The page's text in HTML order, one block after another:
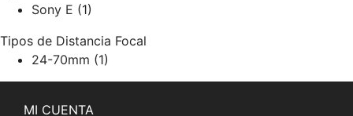
Sony E (1)
Tipos de Distancia Focal
24-70mm (1)
MI CUENTA